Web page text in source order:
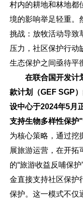
村内的耕地和林地都
境的影响举足轻重。
挑战：放牧活动导致
压力，社区保护行动
生态保护之间亟待平
在联合国开发计
款计划（GEF SGP
设中心于2024年5月
支持生物多样性保护"
为核心策略，通过挖
展旅游运营，在开拓
的“旅游收益反哺保
金直接支持社区保护
保护。这一模式不仅